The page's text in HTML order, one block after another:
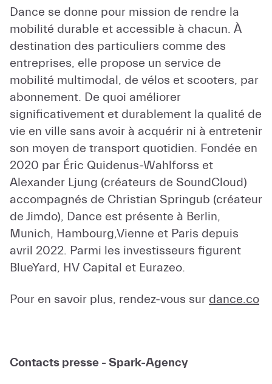
Dance se donne pour mission de rendre la
mobilité durable et accessible à chacun. À
destination des particuliers comme des
entreprises, elle propose un service de
mobilité multimodal, de vélos et scooters, par
abonnement. De quoi améliorer
significativement et durablement la qualité de
vie en ville sans avoir à acquérir ni à entretenir
son moyen de transport quotidien. Fondée en
2020 par Éric Quidenus-Wahlforss et
Alexander Ljung (créateurs de SoundCloud)
accompagnés de Christian Springub (créateur
de Jimdo), Dance est présente à Berlin,
Munich, Hambourg,Vienne et Paris depuis
avril 2022. Parmi les investisseurs figurent
BlueYard, HV Capital et Eurazeo.
Pour en savoir plus, rendez-vous sur dance.co
Contacts presse - Spark-Agency